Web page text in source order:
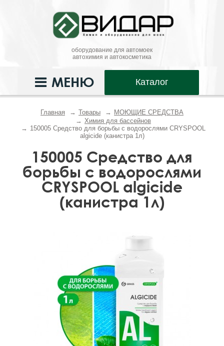
оборудование для автомоек
автохимия и автокосметика
Каталог
МЕНЮ
Главная Товары
МОЮЩИЕ СРЕДСТВА
Химия для бассейнов
150005 Средство для борьбы с водорослями CRYSPOOL
algicide (канистра 1л)
150005 Средство для
борьбы с водорослями
CRYSPOOL algicide
(канистра 1л)